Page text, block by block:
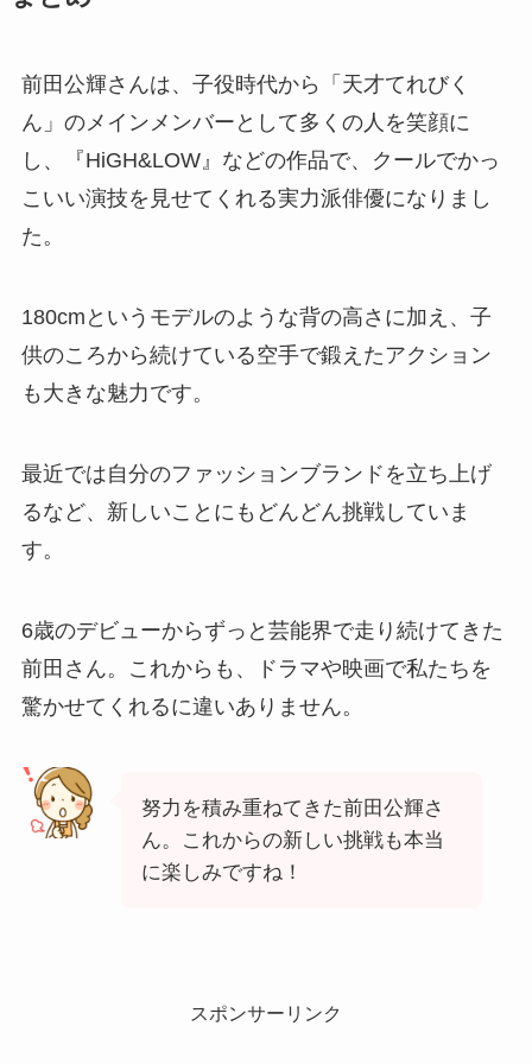
前田公輝さんは、子役時代から「天才てれびく
ん」のメインメンバーとして多くの人を笑顔に
し、『HiGH&LOW』などの作品で、クールでかっ
こいい演技を見せてくれる実力派俳優になりまし
た。
180cmというモデルのような背の高さに加え、子
供のころから続けている空手で鍛えたアクション
も大きな魅力です。
最近では自分のファッションブランドを立ち上げ
るなど、新しいことにもどんどん挑戦していま
す。
6歳のデビューからずっと芸能界で走り続けてきた
前田さん。これからも、ドラマや映画で私たちを
驚かせてくれるに違いありません。
努力を積み重ねてきた前田公輝さ
ん。これからの新しい挑戦も本当
に楽しみですね！
スポンサーリンク